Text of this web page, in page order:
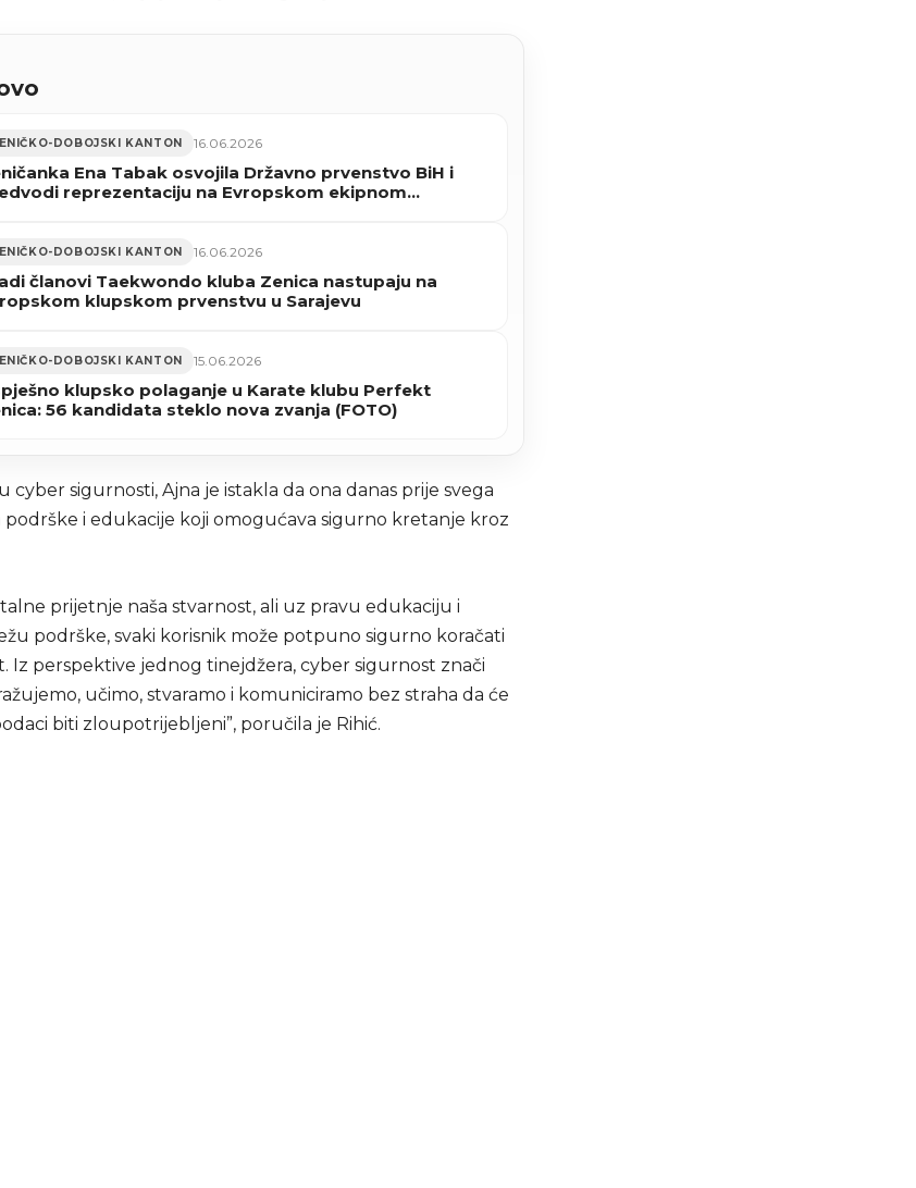
DOBOJSKI KANTON 16.06.2026
Ena Tabak osvojila Državno prvenstvo BiH i
reprezentaciju na Evropskom ekipnom
DOBOJSKI KANTON 16.06.2026
članovi Taekwondo kluba Zenica nastupaju na
klupskom prvenstvu u Sarajevu
DOBOJSKI KANTON 15.06.2026
klupsko polaganje u Karate klubu Perfekt
56 kandidata steklo nova zvanja (FOTO)
cyber sigurnosti, Ajna je istakla da ona danas prije svega
podrške i edukacije koji omogućava sigurno kretanje kroz
prijetnje naša stvarnost, ali uz pravu edukaciju i
podrške, svaki korisnik može potpuno sigurno koračati
Iz perspektive jednog tinejdžera, cyber sigurnost znači
učimo, stvaramo i komuniciramo bez straha da će
biti zloupotrijebljeni”, poručila je Rihić.